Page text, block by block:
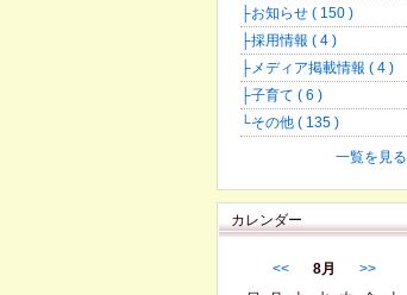
├お知らせ ( 150 )
├採用情報 ( 4 )
├メディア掲載情報 ( 4 )
├子育て ( 6 )
└その他 ( 135 )
一覧を見る
カレンダー
<< 8月
>>